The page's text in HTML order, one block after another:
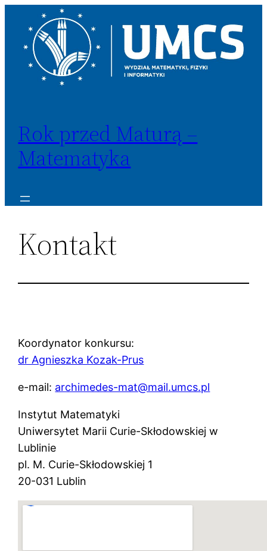
treści
Rok przed Maturą –
Matematyka
Kontakt
Koordynator konkursu:
dr Agnieszka Kozak-Prus
e-mail: archimedes-mat@mail.umcs.pl
Instytut Matematyki
Uniwersytet Marii Curie-Skłodowskiej w
Lublinie
pl. M. Curie-Skłodowskiej 1
20-031 Lublin